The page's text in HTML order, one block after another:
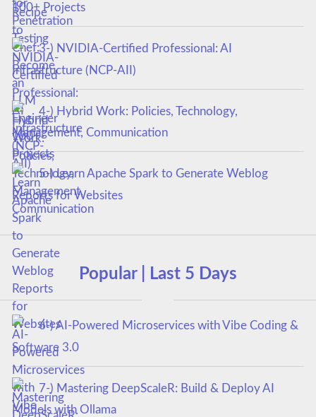
100+ Projects
3-) NVIDIA-Certified Professional: AI
Infrastructure (NCP-AII)
4-) Hybrid Work: Policies, Technology,
Management, Communication
5-) Learn Apache Spark to Generate Weblog
Reports for Websites
Popular | Last 5 Days
6-) AI-Powered Microservices with Vibe Coding &
Software 3.0
7-) Mastering DeepScaleR: Build & Deploy AI
Models with Ollama